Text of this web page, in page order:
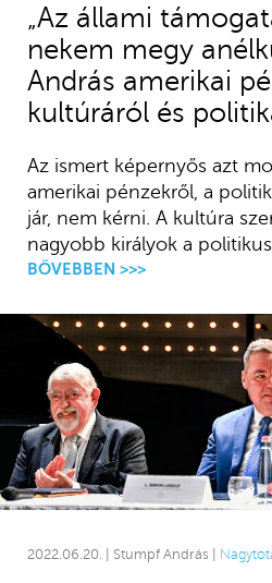
„Az állami
nekem megy
András amerikai
kultúráról és
Az ismert képernyős azt
amerikai pénzekről, a
jár, nem kérni. A kultúra
nagyobb királyok a
BŐVEBBEN >>>
2022.06.20. | Stumpf András |